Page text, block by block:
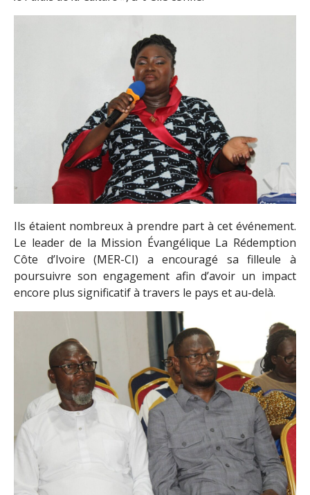
Ils étaient nombreux à prendre part à cet événement.
Le leader de la Mission Évangélique La Rédemption
Côte d’Ivoire (MER-CI) a encouragé sa filleule à
poursuivre son engagement afin d’avoir un impact
encore plus significatif à travers le pays et au-delà.